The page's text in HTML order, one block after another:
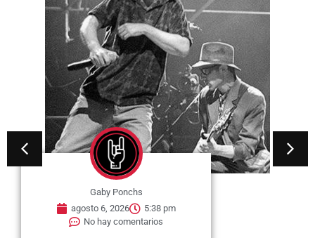
Gaby Ponchs
agosto 6, 2026
5:38 pm
No hay comentarios